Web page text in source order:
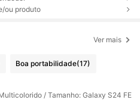
ou produto
Ver mais
Boa portabilidade(17)
/ Tamanho: Galaxy S24 FE